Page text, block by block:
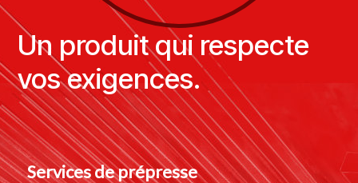
Un produit qui respecte
vos exigences.
Services de prépresse